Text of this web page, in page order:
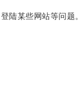
陆某些网站等问题。